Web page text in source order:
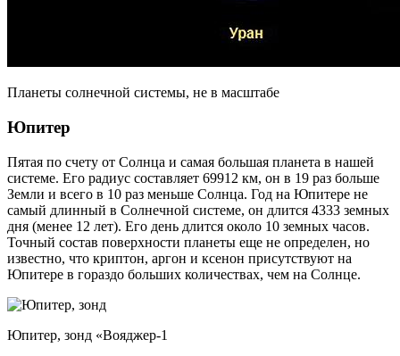
Планеты солнечной системы, не в масштабе
Юпитер
Пятая по счету от Солнца и самая большая планета в нашей
системе. Его радиус составляет 69912 км, он в 19 раз больше
Земли и всего в 10 раз меньше Солнца. Год на Юпитере не
самый длинный в Солнечной системе, он длится 4333 земных
дня (менее 12 лет). Его день длится около 10 земных часов.
Точный состав поверхности планеты еще не определен, но
известно, что криптон, аргон и ксенон присутствуют на
Юпитере в гораздо больших количествах, чем на Солнце.
Юпитер, зонд «Вояджер-1